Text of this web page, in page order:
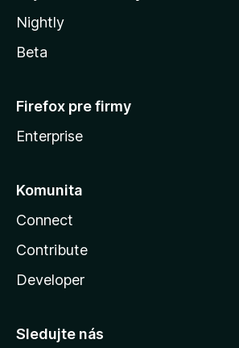
Nightly
Beta
Firefox pre firmy
Enterprise
Komunita
Connect
Contribute
Developer
Sledujte nás